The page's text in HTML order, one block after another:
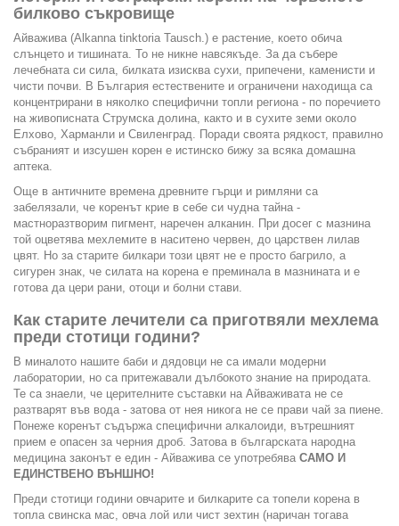
билково съкровище
Айважива (Alkanna tinktoria Tausch.) е растение, което обича
слънцето и тишината. То не никне навсякъде. За да събере
лечебната си сила, билката изисква сухи, припечени, каменисти и
чисти почви. В България естествените и ограничени находища са
концентрирани в няколко специфични топли региона - по поречието
на живописната Струмска долина, както и в сухите земи около
Елхово, Харманли и Свиленград. Поради своята рядкост, правилно
събраният и изсушен корен е истинско бижу за всяка домашна
аптека.
Още в античните времена древните гърци и римляни са
забелязали, че коренът крие в себе си чудна тайна -
мастноразтворим пигмент, наречен алканин. При досег с мазнина
той оцветява мехлемите в наситено червен, до царствен лилав
цвят. Но за старите билкари този цвят не е просто багрило, а
сигурен знак, че силата на корена е преминала в мазнината и е
готова да цери рани, отоци и болни стави.
Как старите лечители са приготвяли мехлема
преди стотици години?
В миналото нашите баби и дядовци не са имали модерни
лаборатории, но са притежавали дълбокото знание на природата.
Те са знаели, че церителните съставки на Айваживата не се
разтварят във вода - затова от нея никога не се прави чай за пиене.
Понеже коренът съдържа специфични алкалоиди, вътрешният
прием е опасен за черния дроб. Затова в българската народна
медицина законът е един - Айважива се употребява САМО И
ЕДИНСТВЕНО ВЪНШНО!
Преди стотици години овчарите и билкарите са топели корена в
топла свинска мас, овча лой или чист зехтин (наричан тогава